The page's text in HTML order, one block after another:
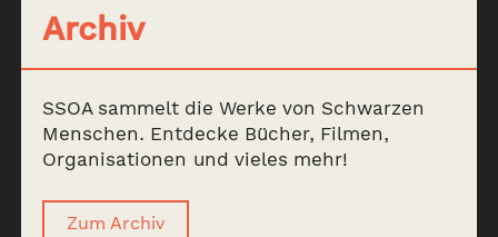
Archiv
SSOA sammelt die Werke von Schwarzen
Menschen. Entdecke Bücher, Filmen,
Organisationen und vieles mehr!
Zum Archiv